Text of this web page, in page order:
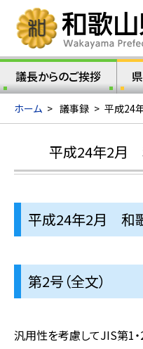
議長からのご挨拶
ホーム > 議事録 > 平成24
平成24年2月
平成24年2月 和
第2号（全文）
汎用性を考慮してJIS第1